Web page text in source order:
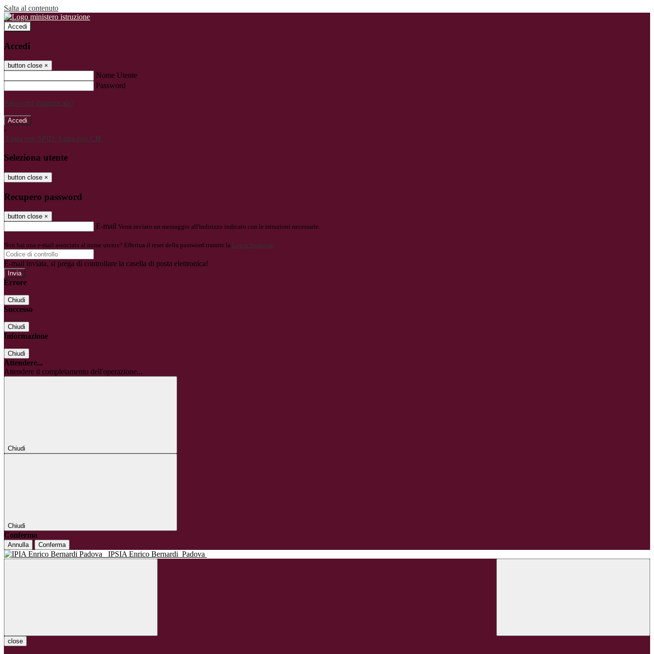
Salta al contenuto
Accedi
Accedi
button close ×
Nome Utente
Password
Password dimenticata?
-
Entra con SPID Entra con CIE
Seleziona utente
button close ×
Recupero password
button close ×
E-mail Verrà inviato un messaggio all'indirizzo indicato con le istruzioni necessarie.
Non hai una e-mail associata al nome utente? Effettua il reset della password tramite la Login Spaggiari
E-mail inviata, si prega di controllare la casella di posta elettronica!
Errore
Chiudi
Successo
Chiudi
Informazione
Chiudi
Attendere...
Attendere il completamento dell'operazione...
Chiudi
Chiudi
Conferma
Annulla Conferma
IPSIA Enrico Bernardi Padova
close